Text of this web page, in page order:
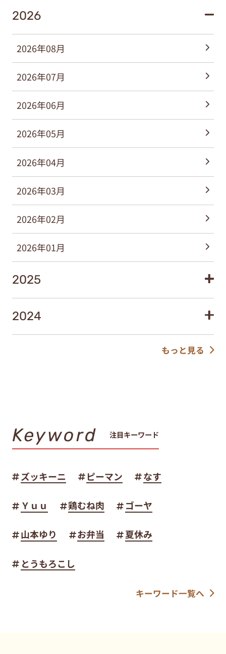
2026
2026年08月
2026年07月
2026年06月
2026年05月
2026年04月
2026年03月
2026年02月
2026年01月
2025
2024
もっと見る
Keyword 注目キーワード
ズッキーニ ピーマン なす
Ｙｕｕ 鶏むね肉 ゴーヤ
山本ゆり お弁当 夏休み
とうもろこし
キーワード一覧へ